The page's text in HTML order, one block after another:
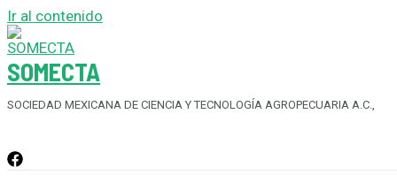
Ir al contenido
SOMECTA
SOCIEDAD MEXICANA DE CIENCIA Y TECNOLOGÍA AGROPECUARIA A.C.,